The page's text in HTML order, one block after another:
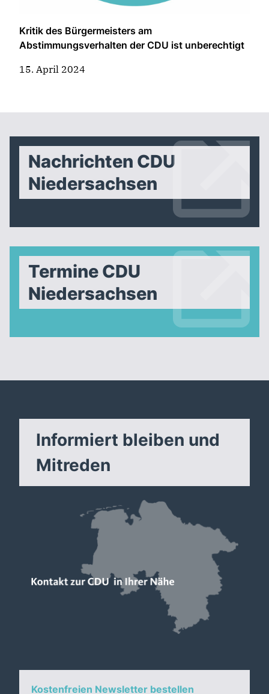
Kritik des Bürgermeisters am
Abstimmungsverhalten der CDU ist unberechtigt
15. April 2024
Nachrichten CDU
Niedersachsen
Termine CDU
Niedersachsen
Informiert bleiben und
Mitreden
Kostenfreien Newsletter bestellen